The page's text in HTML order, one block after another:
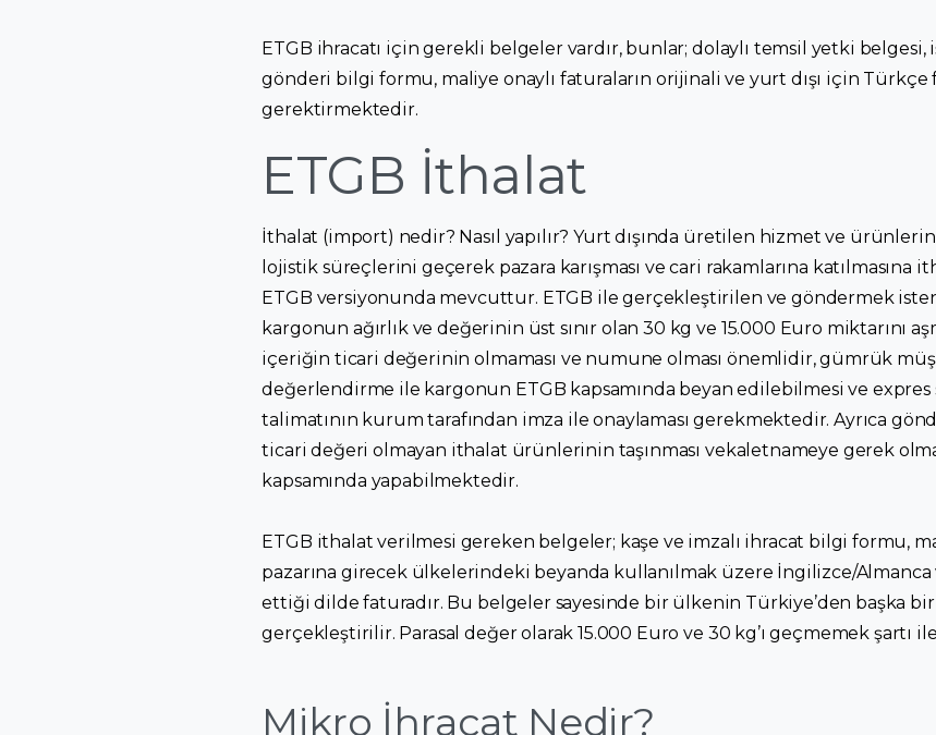
ETGB ihracatı için gerekli belgeler vardır, bunlar; dolaylı temsil yetki belgesi,
gönderi bilgi formu, maliye onaylı faturaların orijinali ve yurt dışı için
gerektirmektedir.
ETGB İthalat
İthalat (import) nedir? Nasıl yapılır? Yurt dışında üretilen hizmet ve
lojistik süreçlerini geçerek pazara karışması ve cari rakamlarına
ETGB versiyonunda mevcuttur. ETGB ile gerçekleştirilen ve göndermek
kargonun ağırlık ve değerinin üst sınır olan 30 kg ve 15.000 Euro miktarını
içeriğin ticari değerinin olmaması ve numune olması önemlidir, gümrük
değerlendirme ile kargonun ETGB kapsamında beyan edilebilmesi ve
talimatının kurum tarafından imza ile onaylaması gerekmektedir. Ayrıca
ticari değeri olmayan ithalat ürünlerinin taşınması vekaletnameye gerek
kapsamında yapabilmektedir.
ETGB ithalat verilmesi gereken belgeler; kaşe ve imzalı ihracat bilgi formu,
pazarına girecek ülkelerindeki beyanda kullanılmak üzere İngilizce/
ettiği dilde faturadır. Bu belgeler sayesinde bir ülkenin Türkiye’den başka bir
gerçekleştirilir. Parasal değer olarak 15.000 Euro ve 30 kg’ı geçmemek şartı
Mikro İhracat Nedir?